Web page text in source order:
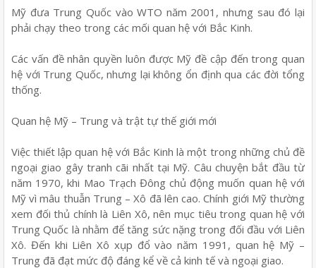
Mỹ đưa Trung Quốc vào WTO năm 2001, nhưng sau đó lại
phải chạy theo trong các mối quan hệ với Bắc Kinh.
Các vấn đề nhân quyền luôn được Mỹ đề cập đến trong quan
hệ với Trung Quốc, nhưng lại không ổn định qua các đời tổng
thống.
Quan hệ Mỹ – Trung và trật tự thế giới mới
Việc thiết lập quan hệ với Bắc Kinh là một trong những chủ đề
ngoại giao gây tranh cãi nhất tại Mỹ. Câu chuyện bắt đầu từ
năm 1970, khi Mao Trạch Đông chủ động muốn quan hệ với
Mỹ vì mâu thuẫn Trung – Xô đã lên cao. Chính giới Mỹ thường
xem đối thủ chính là Liên Xô, nên mục tiêu trong quan hệ với
Trung Quốc là nhằm để tăng sức nặng trong đối đầu với Liên
Xô. Đến khi Liên Xô xụp đổ vào năm 1991, quan hệ Mỹ –
Trung đã đạt mức độ đáng kể về cả kinh tế và ngoại giao.